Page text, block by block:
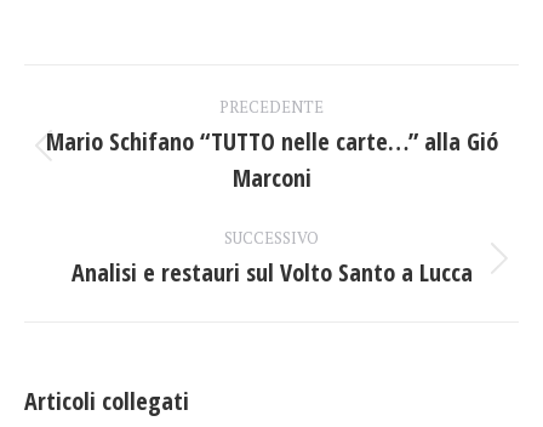
tra
post
PRECEDENTE
Post
precedente:
Mario Schifano “TUTTO nelle carte…” alla Gió
Marconi
SUCCESSIVO
Prossimo
Analisi e restauri sul Volto Santo a Lucca
Articoli collegati